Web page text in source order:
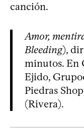
canción.
Amor,
Bleeding),
minutos. En
Ejido,
Piedras
(Rivera).